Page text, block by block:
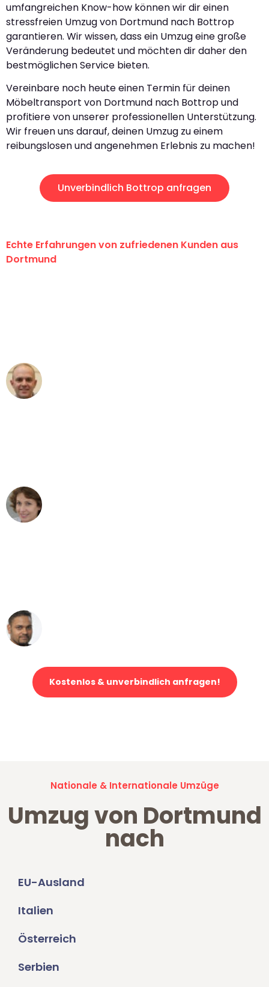
umfangreichen Know-how können wir dir einen
stressfreien Umzug von Dortmund nach Bottrop
garantieren. Wir wissen, dass ein Umzug eine große
Veränderung bedeutet und möchten dir daher den
bestmöglichen Service bieten.
Vereinbare noch heute einen Termin für deinen
Möbeltransport von Dortmund nach Bottrop und
profitiere von unserer professionellen Unterstützung.
Wir freuen uns darauf, deinen Umzug zu einem
reibungslosen und angenehmen Erlebnis zu machen!
Unverbindlich Bottrop anfragen
Echte Erfahrungen von zufriedenen Kunden aus
Dortmund
Kostenlos & unverbindlich anfragen!
Nationale & Internationale Umzüge
Umzug von Dortmund
nach
EU-Ausland
Italien
Österreich
Serbien